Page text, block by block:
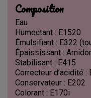
Composition
Eau
Humectant : E1520
Émulsifiant : E322
Épaississant :
Stabilisant : E415
Correcteur d’acidité :
Conservateur : E202
Colorant : E170i